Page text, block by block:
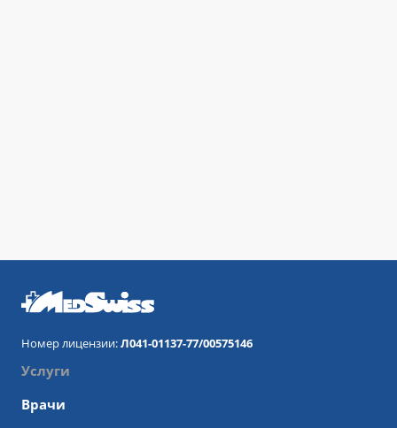
Номер лицензии:Л041-01137-77/00575146
Услуги
Врачи